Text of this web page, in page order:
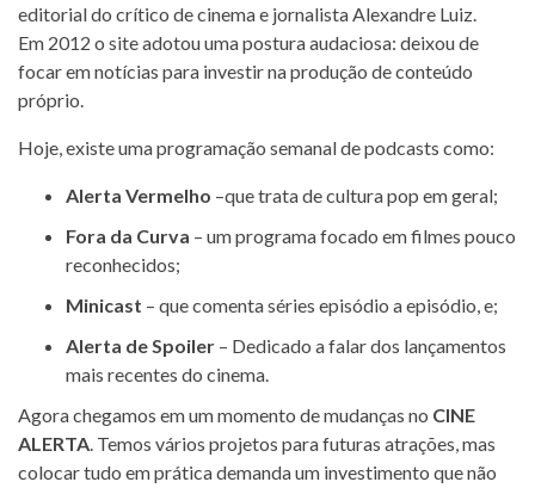
editorial do crítico de cinema e jornalista Alexandre Luiz.
Em 2012 o site adotou uma postura audaciosa: deixou de
focar em notícias para investir na produção de conteúdo
próprio.
Hoje, existe uma programação semanal de podcasts como:
Alerta Vermelho –que trata de cultura pop em geral;
Fora da Curva – um programa focado em filmes pouco
reconhecidos;
Minicast – que comenta séries episódio a episódio, e;
Alerta de Spoiler – Dedicado a falar dos lançamentos
mais recentes do cinema.
Agora chegamos em um momento de mudanças no CINE
ALERTA. Temos vários projetos para futuras atrações, mas
colocar tudo em prática demanda um investimento que não